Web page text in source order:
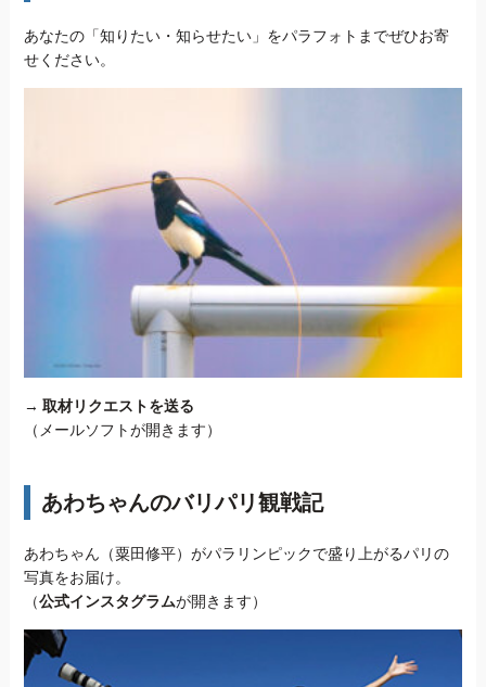
あなたの「知りたい・知らせたい」をパラフォトまでぜひお寄
せください。
→ 取材リクエストを送る
（メールソフトが開きます）
あわちゃんのバリパリ観戦記
あわちゃん（粟田修平）がパラリンピックで盛り上がるパリの
写真をお届け。
（公式インスタグラムが開きます）